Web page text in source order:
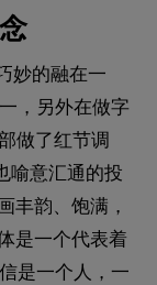
妙的融在一
，另外在做字
做了红节调
喻意汇通的投
丰韵、饱满，
是一个代表着
是一个人，一